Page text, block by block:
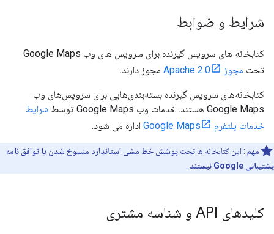
شرایط و ضوابط
کتابخانه های سرویس گیرنده برای سرویس های وب Google Maps
تحت مجوز Apache 2.0 مجوز دارند.
کتابخانه‌های سرویس گیرنده بسته‌بندی‌هایی برای سرویس‌های وب
Google Maps هستند. خدمات وب Google Maps توسط
شرایط
خدمات پلتفرم Google Maps
اداره می شود.
مهم : این کتابخانه ها تحت پوشش خط مشی استاندارد منسوخ شدن یا توافق نامه
پشتیبانی Google نیستند
کلیدهای API و شناسه مشتری